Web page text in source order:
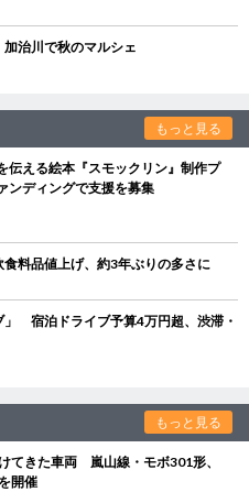
治川で秋のマルシェ
もっと見る
伝える絵本『スモックリン』制作プ
ディングで支援を募集
料品値上げ、約3年ぶりの多さに
宿泊ドライブ予算4万円超、渋滞・
もっと見る
てきた車両 嵐山線・モボ301形、
開催